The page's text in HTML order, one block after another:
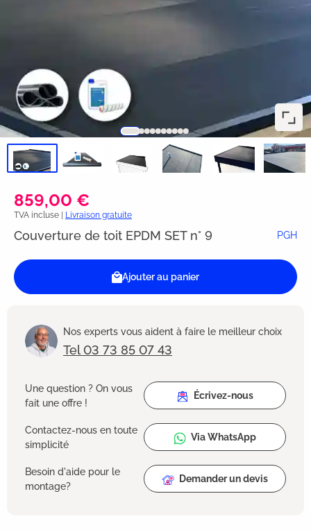
859,00 €
TVA incluse | Livraison gratuite
Couverture de toit EPDM SET n° 9 PGH
Ajouter au panier
Nos experts vous aident à faire le meilleur choix
Tel 03 73 85 07 43
Une question ? On vous
fait une offre !
Écrivez-nous
Contactez-nous en toute
simplicité
Via WhatsApp
Besoin d'aide pour le
montage?
Demander un devis